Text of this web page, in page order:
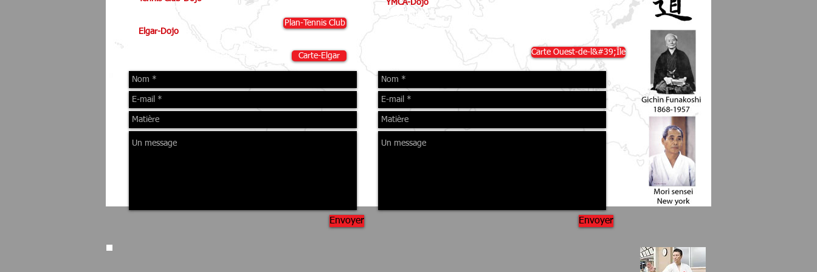
Carte-Elgar
Elgar-Dojo
260 Elgar, (Île-des-Sœurs) Verdun, QC H3E 1C9 Canada
le-des-Soeurs@CanadaJKA.ca
Plan-Tennis Club
YMCA-Dojo
230 boul. Brunswick, Pointe-Claire, QC H9R 5N5 Canada
WestIsland@CanadaJKA.ca
Carte Ouest-de-l&#39;Île
Envoyer
Envoyer